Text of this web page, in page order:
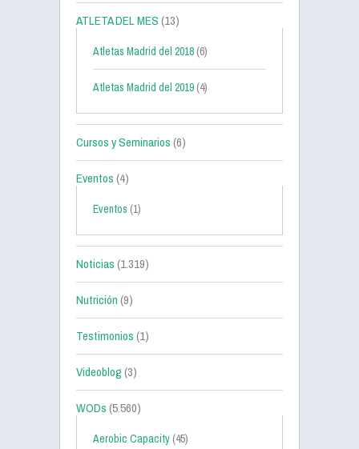
ATLETA DEL MES(13)
Atletas Madrid del 2018 (6)
Atletas Madrid del 2019 (4)
Cursos y Seminarios(6)
Eventos(4)
Eventos (1)
Noticias(1.319)
Nutrición(9)
Testimonios(1)
Videoblog(3)
WODs(5.560)
Aerobic Capacity (45)